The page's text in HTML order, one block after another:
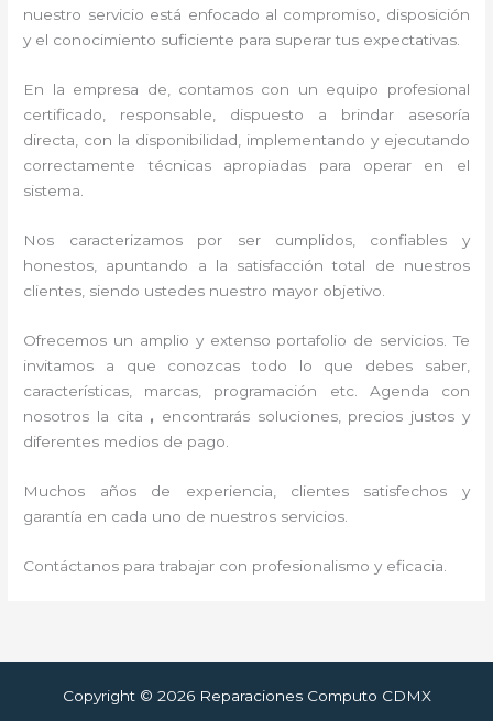
nuestro servicio está enfocado al compromiso, disposición
y el conocimiento suficiente para superar tus expectativas.
En la empresa de , contamos con un equipo profesional
certificado, responsable, dispuesto a brindar asesoría
directa, con la disponibilidad, implementando y ejecutando
correctamente técnicas apropiadas para operar en el
sistema.
Nos caracterizamos por ser cumplidos, confiables y
honestos, apuntando a la satisfacción total de nuestros
clientes, siendo ustedes nuestro mayor objetivo.
Ofrecemos un amplio y extenso portafolio de servicios. Te
invitamos a que conozcas todo lo que debes saber,
características, marcas, programación etc. Agenda con
nosotros la cita , encontrarás soluciones, precios justos y
diferentes medios de pago.
Muchos años de experiencia, clientes satisfechos y
garantía en cada uno de nuestros servicios.
Contáctanos para trabajar con profesionalismo y eficacia.
Copyright © 2026 Reparaciones Computo CDMX